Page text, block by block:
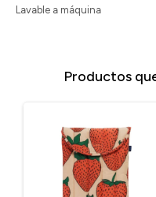
Lavable a máquina
Productos